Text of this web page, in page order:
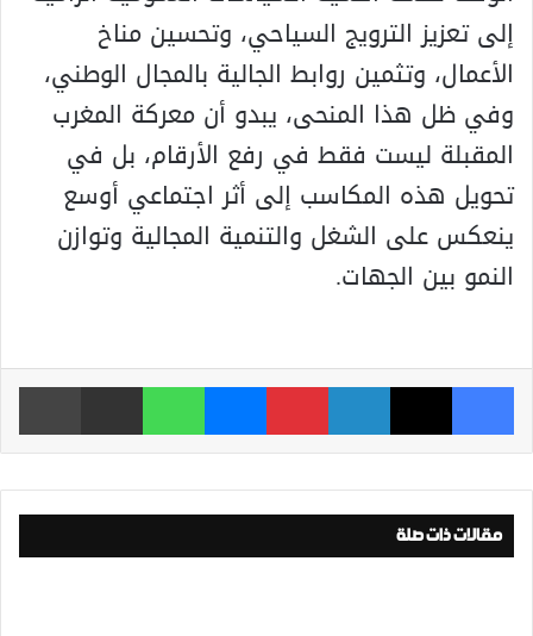
إلى تعزيز الترويج السياحي، وتحسين مناخ
الأعمال، وتثمين روابط الجالية بالمجال الوطني،
وفي ظل هذا المنحى، يبدو أن معركة المغرب
المقبلة ليست فقط في رفع الأرقام، بل في
تحويل هذه المكاسب إلى أثر اجتماعي أوسع
ينعكس على الشغل والتنمية المجالية وتوازن
النمو بين الجهات.
فيسبوك ‫X لينكدإن بينتيريست ماسنجر واتساب مشاركة عبر البريد
مقالات ذات صلة